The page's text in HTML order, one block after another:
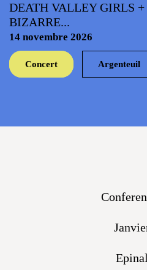
DEATH VALLEY GIRLS
BIZARRE...
14 novembre 2026
Concert Argenteuil
Epinal